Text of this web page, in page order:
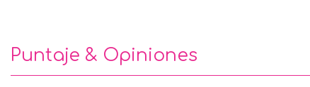
Puntaje & Opiniones